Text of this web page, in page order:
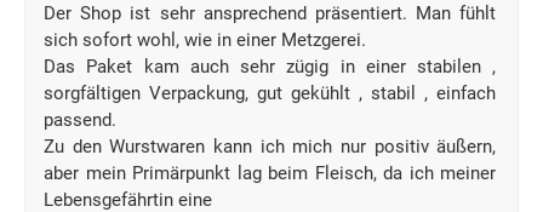
Der Shop ist sehr ansprechend präsentiert. Man fühlt
sich sofort wohl, wie in einer Metzgerei.
Das Paket kam auch sehr zügig in einer stabilen ,
sorgfältigen Verpackung, gut gekühlt , stabil , einfach
passend.
Zu den Wurstwaren kann ich mich nur positiv äußern,
aber mein Primärpunkt lag beim Fleisch, da ich meiner
Lebensgefährtin eine